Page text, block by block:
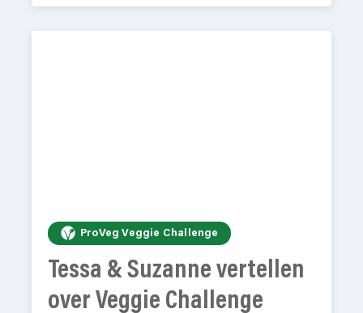
ProVeg Veggie Challenge
Tessa & Suzanne vertellen
over Veggie Challenge